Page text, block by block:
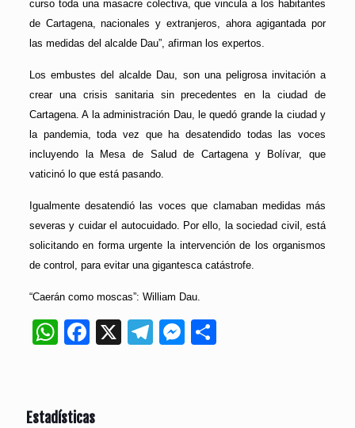
curso toda una masacre colectiva, que vincula a los habitantes
de Cartagena, nacionales y extranjeros, ahora agigantada por
las medidas del alcalde Dau”, afirman los expertos.
Los embustes del alcalde Dau, son una peligrosa invitación a
crear una crisis sanitaria sin precedentes en la ciudad de
Cartagena. A la administración Dau, le quedó grande la ciudad y
la pandemia, toda vez que ha desatendido todas las voces
incluyendo la Mesa de Salud de Cartagena y Bolívar, que
vaticinó lo que está pasando.
Igualmente desatendió las voces que clamaban medidas más
severas y cuidar el autocuidado. Por ello, la sociedad civil, está
solicitando en forma urgente la intervención de los organismos
de control, para evitar una gigantesca catástrofe.
“Caerán como moscas”: William Dau.
WhatsApp
Facebook
X Telegram
Messenger
Estadísticas